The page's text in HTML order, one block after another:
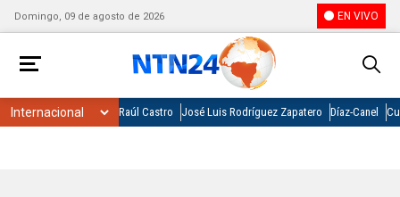
Domingo, 09 de agosto de 2026 EN VIVO
Raúl Castro José Luis Rodríguez Zapatero Díaz-Canel